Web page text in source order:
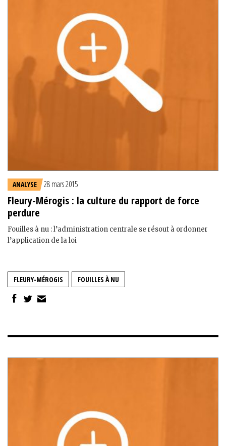
ANALYSE 28 mars 2015
Fleury-Mérogis : la culture du rapport de force
perdure
Fouilles à nu : l’administration centrale se résout à ordonner
l’application de la loi
FLEURY-MÉROGIS FOUILLES À NU